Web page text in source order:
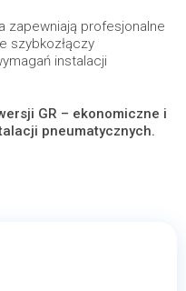
zapewniają profesjonalne
szybkozłączy
instalacji
GR – ekonomiczne i
pneumatycznych.